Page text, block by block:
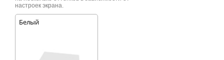
настроек экрана.
Белый